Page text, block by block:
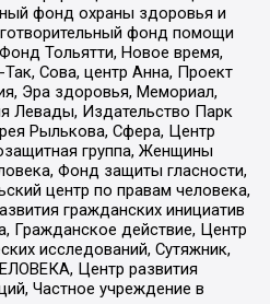
фонд охраны здоровья и
фонд помощи
Тольятти, Новое время,
Сова, центр Анна, Проект
Эра здоровья, Мемориал,
Левады, Издательство Парк
Рылькова, Сфера, Центр
группа, Женщины
Фонд защиты гласности,
центр по правам человека,
гражданских инициатив
Гражданское действие, Центр
исследований, Сутяжник,
Центр развития
Частное учреждение в